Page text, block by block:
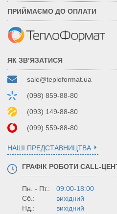
ПРИЙМАЄМО ДО ОПЛАТИ
ЯК ЗВ’ЯЗАТИСЯ
sale@teploformat.ua
(098) 859-88-80
(093) 149-88-80
(099) 559-88-80
НАШІ ПРЕДСТАВНИЦТВА
ГРАФІК РОБОТИ CALL-
Пн. - Пт.:
09:00-18:00
Сб.:
вихідний
Нд.:
вихідний